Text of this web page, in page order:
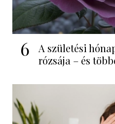
6
A születési
rózsája – és